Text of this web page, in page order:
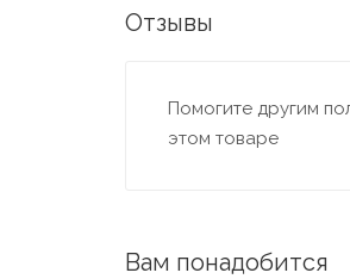
Отзывы
Помогите другим
этом товаре
Вам понадобится